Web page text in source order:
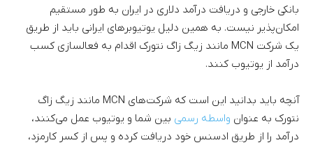
بانکی خارجی و دریافت درآمد دلاری در ایران به طور مستقیم
امکان‌پذیر نیست. به همین دلیل یوتیوبرهای ایرانی باید از طریق
یک شرکت MCN مانند زیگ زاگ نتورک اقدام به فعالسازی کسب
درآمد از یوتیوب کنند.
آنچه باید بدانید این است که شرکت‌های MCN مانند زیگ زاگ
نتورک به عنوان واسطه رسمی بین شما و یوتیوب عمل می‌کنند،
درآمد را از طریق ادسنس خود دریافت کرده و پس از کسر کارمزد،